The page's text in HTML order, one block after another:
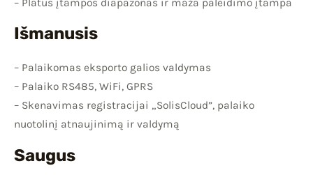
– Platus įtampos diapazonas ir maža paleidimo įtampa
Išmanusis
– Palaikomas eksporto galios valdymas
– Palaiko RS485, WiFi, GPRS
– Skenavimas registracijai „SolisCloud”, palaiko
nuotolinį atnaujinimą ir valdymą
Saugus